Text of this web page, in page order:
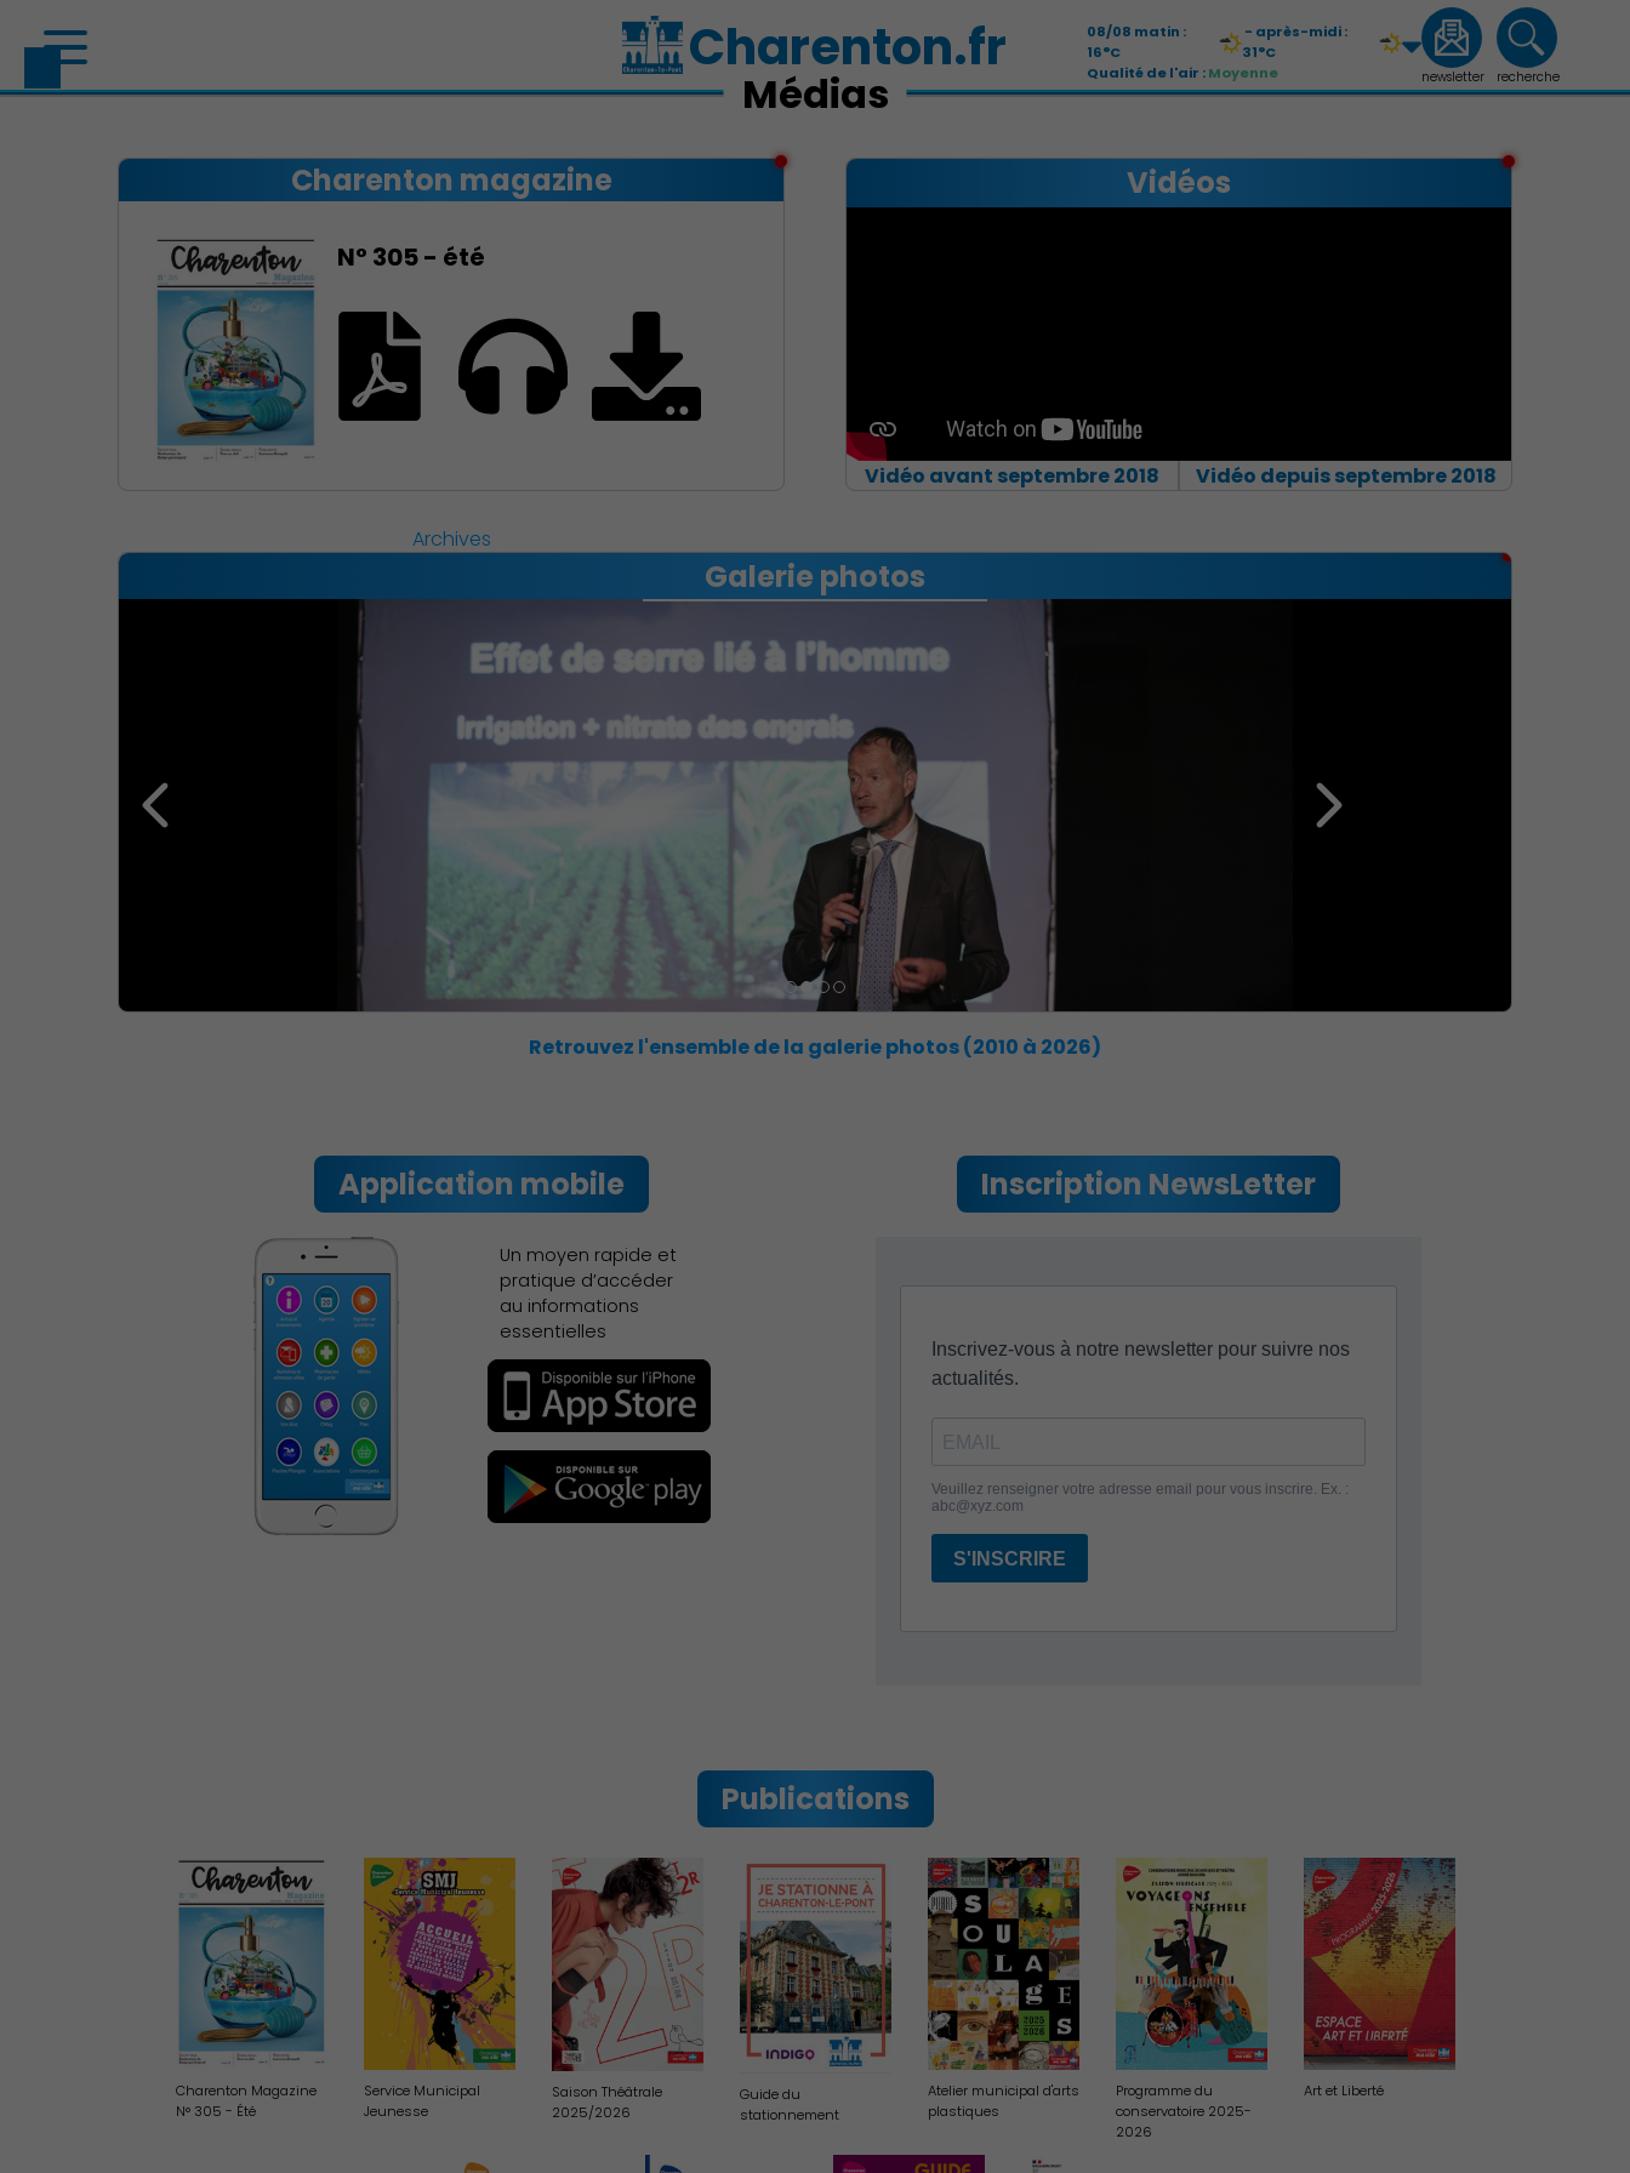
Démocratie locale
Famille Culture Publication des actes
Charenton.fr
08/08 matin :
16°C
- après-midi :
31°C
Qualité de l'air :Moyenne
newsletter recherche
Médias
Charenton magazine
N° 305 - été
Archives
Vidéos
Vidéo avant septembre 2018 Vidéo depuis septembre 2018
Galerie photos
Conférence Marc-André Selosse
Retrouvez l'ensemble de la galerie photos (2010 à 2026)
Application mobile
Un moyen rapide et
pratique d’accéder
au informations
essentielles
Inscription NewsLetter
Publications
Charenton Magazine
N° 305 - Été
Service Municipal
Jeunesse
Saison Théâtrale
2025/2026
Guide du
stationnement
Atelier municipal d'arts
plastiques
Programme du
conservatoire 2025-
2026
Art et Liberté